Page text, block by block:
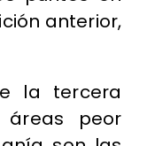
anterior,
la tercera
peor